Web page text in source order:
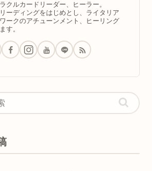
クルカードリーダー、ヒーラー。
ーディングをはじめとし、ライタリア
ークのアチューンメント、ヒーリング
す。